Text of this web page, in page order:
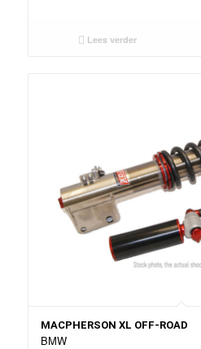
Lees verder
MACPHERSON XL OFF-ROAD
BMW